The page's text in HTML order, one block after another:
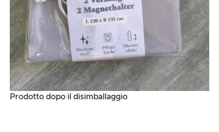
Prodotto dopo il disimballaggio